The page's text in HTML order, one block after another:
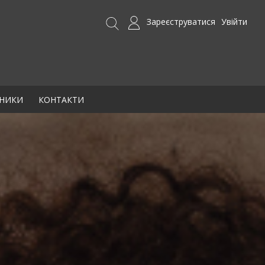
Увійти
Зареєструватися
КОНТАКТИ